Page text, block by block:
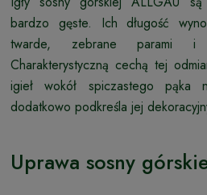
bardzo gęste. Ich długość
twarde, zebrane parami i
Charakterystyczną cechą tej
igieł wokół spiczastego
dodatkowo podkreśla jej
Uprawa sosny